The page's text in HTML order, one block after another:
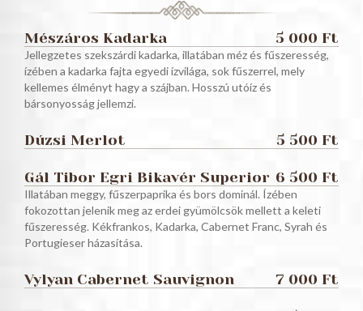
Mészáros Kadarka 5 000 Ft
Jellegzetes szekszárdi kadarka, illatában méz és fűszeresség,
ízében a kadarka fajta egyedi ízvilága, sok fűszerrel, mely
kellemes élményt hagy a szájban. Hosszú utóíz és
bársonyosság jellemzi.
Dúzsi Merlot 5 500 Ft
Gál Tibor Egri Bikavér Superior 6 500 Ft
Illatában meggy, fűszerpaprika és bors dominál. Ízében
fokozottan jelenik meg az erdei gyümölcsök mellett a keleti
fűszeresség. Kékfrankos, Kadarka, Cabernet Franc, Syrah és
Portugieser házasítása.
Vylyan Cabernet Sauvignon 7 000 Ft